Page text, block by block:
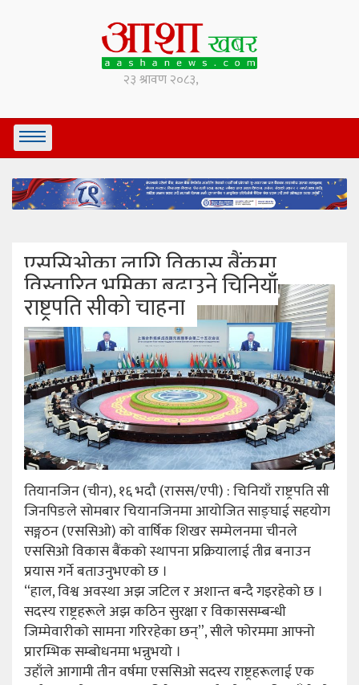
एससिओका लागि विकास बैंकमा
विस्तारित भूमिका बढाउने चिनियाँ
राष्ट्रपति सीको चाहना
तियानजिन (चीन), १६ भदौ (रासस/एपी) : चिनियाँ राष्ट्रपति सी
जिनपिङले सोमबार चियानजिनमा आयोजित साङ्घाई सहयोग
सङ्गठन (एससिओ) को वार्षिक शिखर सम्मेलनमा चीनले
एससिओ विकास बैंकको स्थापना प्रक्रियालाई तीव्र बनाउन
प्रयास गर्ने बताउनुभएको छ ।
“हाल, विश्व अवस्था अझ जटिल र अशान्त बन्दै गइरहेको छ ।
सदस्य राष्ट्रहरूले अझ कठिन सुरक्षा र विकाससम्बन्धी
जिम्मेवारीको सामना गरिरहेका छन्”, सीले फोरममा आफ्नो
प्रारम्भिक सम्बोधनमा भन्नुभयो ।
उहाँले आगामी तीन वर्षमा एससिओ सदस्य राष्ट्रहरूलाई एक